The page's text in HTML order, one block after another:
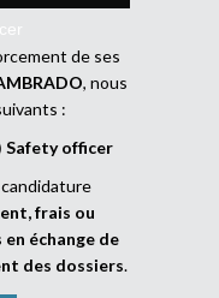
de ses
, nous
:
Safety officer
frais ou
échange de
des dossiers.